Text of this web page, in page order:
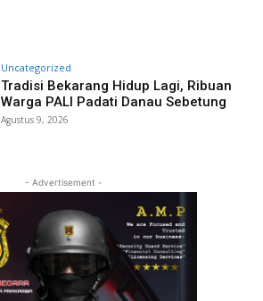
Uncategorized
Tradisi Bekarang Hidup Lagi, Ribuan
Warga PALI Padati Danau Sebetung
Agustus 9, 2026
- Advertisement -